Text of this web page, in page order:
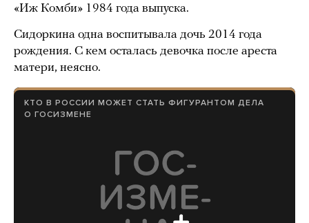
«Иж Комби» 1984 года выпуска.
Сидоркина одна воспитывала дочь 2014 года
рождения. С кем осталась девочка после ареста
матери, неясно.
КТО В РОССИИ МОЖЕТ СТАТЬ ФИГУРАНТОМ ДЕЛА
О ГОСИЗМЕНЕ